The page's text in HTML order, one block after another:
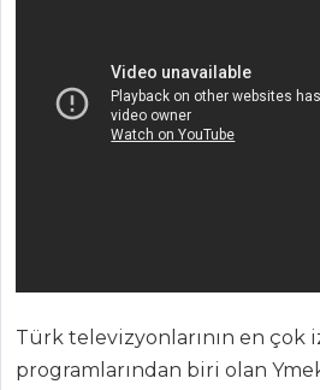
Türk televizyonlarının en çok
programlarından biri olan